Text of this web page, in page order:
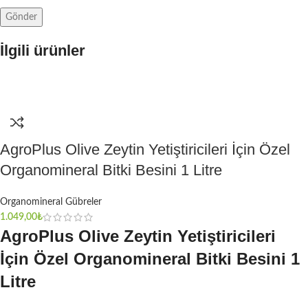
İlgili ürünler
AgroPlus Olive Zeytin Yetiştiricileri İçin Özel
Organomineral Bitki Besini 1 Litre
Organomineral Gübreler
1.049,00₺
AgroPlus Olive Zeytin Yetiştiricileri
İçin Özel Organomineral Bitki Besini 1
Litre